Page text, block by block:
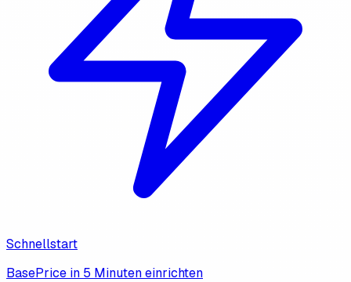
Schnellstart
BasePrice in 5 Minuten einrichten